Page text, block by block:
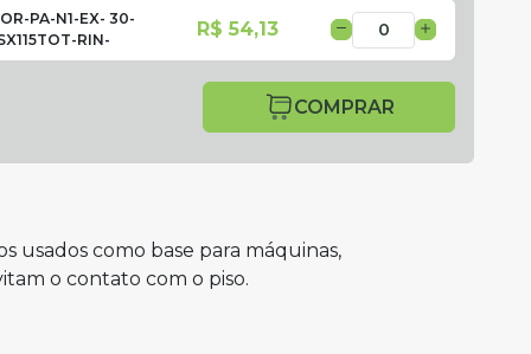
PA-N1-EX- 30-
RIN-
R$ 54,13
COMPRAR
usados como base para máquinas,
o contato com o piso.